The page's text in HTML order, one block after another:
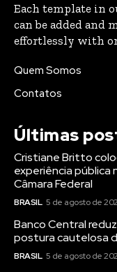
Each template in
can be added and
effortlessly with
Quem Somos
Contatos
Últimas
Cristiane Britto
experiência pública
Câmara Federal
BRASIL 5 de agosto de
Banco Central
postura cautelosa
BRASIL 5 de agosto de